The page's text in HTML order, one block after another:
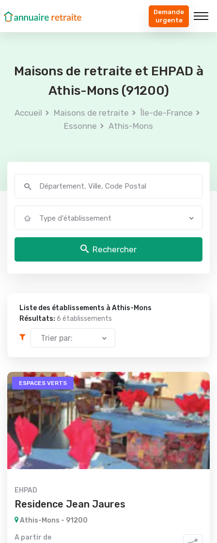
Demande
urgente
Maisons de retraite et EHPAD à
Athis-Mons (91200)
Accueil Maisons de retraite
Île-de-France
Essonne
Athis-Mons
Type d'établissement
Rechercher
Liste des établissements à Athis-Mons
Résultats: 6 établissements
Trier par:
ESPACES VERTS
EHPAD
Residence Jean Jaures
Athis-Mons - 91200
A partir de